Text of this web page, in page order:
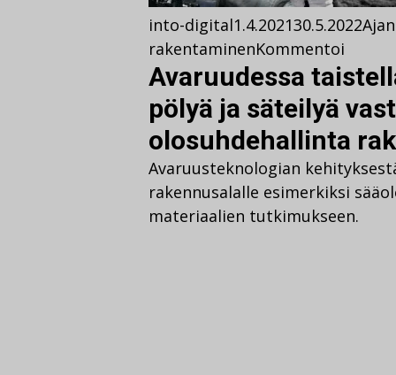
into-digital1.4.202130.5.2022
rakentaminenKommentoi
Avaruudessa
pölyä ja säteilyä
olosuhdehallinta
Avaruusteknologian
rakennusalalle esimerkiksi
materiaalien tutkimukseen.